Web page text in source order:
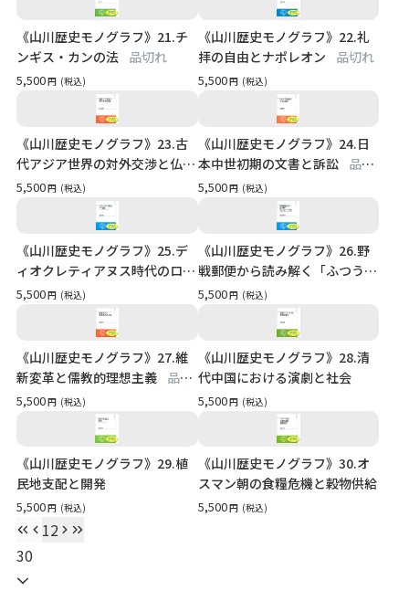
《山川歴史モノグラフ》21.チ
ンギス・カンの法 品切れ
5,500円 (税込)
《山川歴史モノグラフ》22.礼
拝の自由とナポレオン
品切れ
5,500円 (税込)
《山川歴史モノグラフ》23.古
代アジア世界の対外交渉と仏教
品切れ
5,500円 (税込)
《山川歴史モノグラフ》24.日
本中世初期の文書と訴訟 品切
れ
5,500円 (税込)
《山川歴史モノグラフ》25.デ
ィオクレティアヌス時代のロー
マ帝国 品切れ
5,500円 (税込)
《山川歴史モノグラフ》26.野
戦郵便から読み解く「ふつうの
ドイツ兵」
5,500円 (税込)
《山川歴史モノグラフ》27.維
新変革と儒教的理想主義 品切
れ
5,500円 (税込)
《山川歴史モノグラフ》28.清
代中国における演劇と社会
5,500円 (税込)
《山川歴史モノグラフ》29.植
民地支配と開発
5,500円 (税込)
《山川歴史モノグラフ》30.オ
スマン朝の食糧危機と穀物供給
5,500円 (税込)
12
30